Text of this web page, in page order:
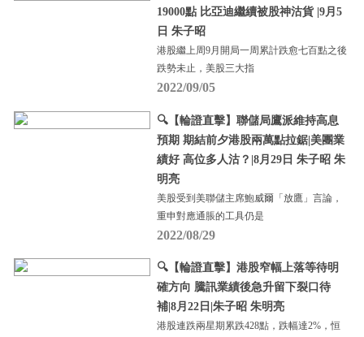
19000點 比亞迪繼續被股神沽貨 |9月5
日 朱子昭
港股繼上周9月開局一周累計跌愈七百點之後
跌勢未止，美股三大指
2022/09/05
🔍【輪證直擊】聯儲局鷹派維持高息
預期 期結前夕港股兩萬點拉鋸|美團業
績好 高位多人沽？|8月29日 朱子昭 朱
明亮
美股受到美聯儲主席鮑威爾「放鷹」言論，
重申對應通脹的工具仍是
2022/08/29
🔍【輪證直擊】港股窄幅上落等待明
確方向 騰訊業績後急升留下裂口待
補|8月22日|朱子昭 朱明亮
港股連跌兩星期累跌428點，跌幅達2%，恒